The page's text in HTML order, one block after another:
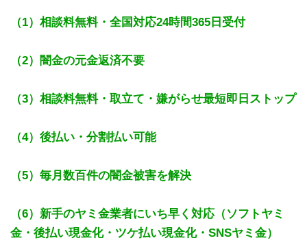
（1）相談料無料・全国対応24時間365日受付
（2）闇金の元金返済不要
（3）相談料無料・取立て・嫌がらせ最短即日ストップ
（4）後払い・分割払い可能
（5）毎月数百件の闇金被害を解決
（6）新手のヤミ金業者にいち早く対応（ソフトヤミ
金・後払い現金化・ツケ払い現金化・SNSヤミ金）